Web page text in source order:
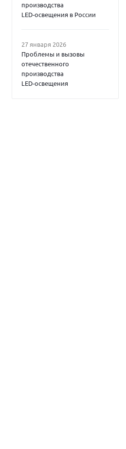
производства
LED‑освещения в России
27 января 2026
Проблемы и вызовы
отечественного
производства
LED‑освещения